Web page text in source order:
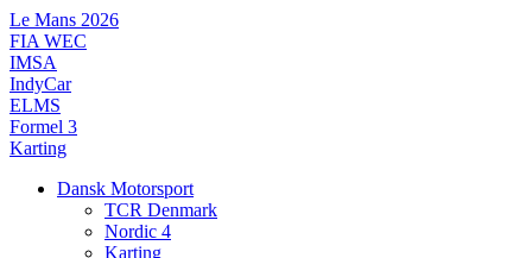
Videre
til
indhold
Le Mans 2026
FIA WEC
IMSA
IndyCar
ELMS
Formel 3
Karting
Dansk Motorsport
TCR Denmark
Nordic 4
Karting